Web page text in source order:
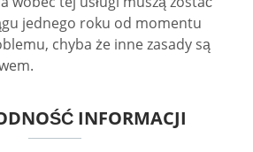
jednego roku od momentu
chyba że inne zasady są
INFORMACJI